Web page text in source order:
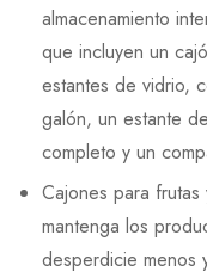
almacenamiento
que incluyen un
estantes de vidrio,
galón, un estante
completo y un
Cajones para
mantenga los
desperdicie menos